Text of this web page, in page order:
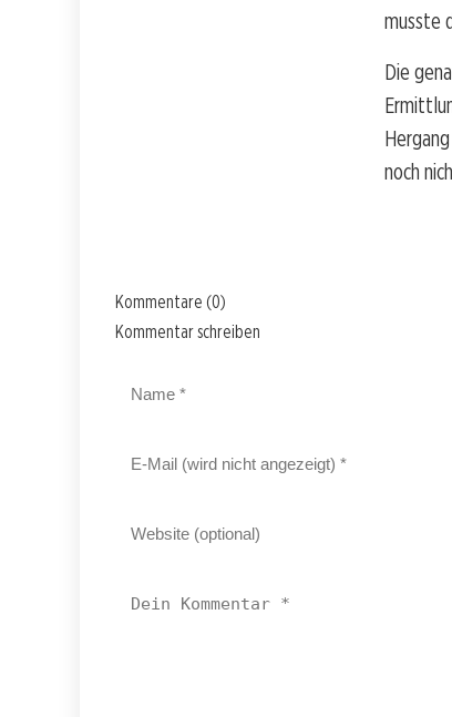
musste
Die
noch
Kommentare (0)
Kommentar schreiben